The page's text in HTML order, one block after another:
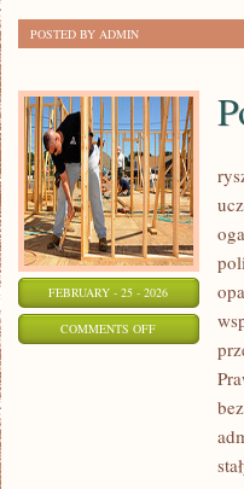
POSTED BY ADMIN
FEBRUARY - 25 - 2026
COMMENTS OFFON
POLITYCZNE
KONFLIKTY